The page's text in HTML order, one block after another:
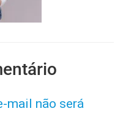
mail não será